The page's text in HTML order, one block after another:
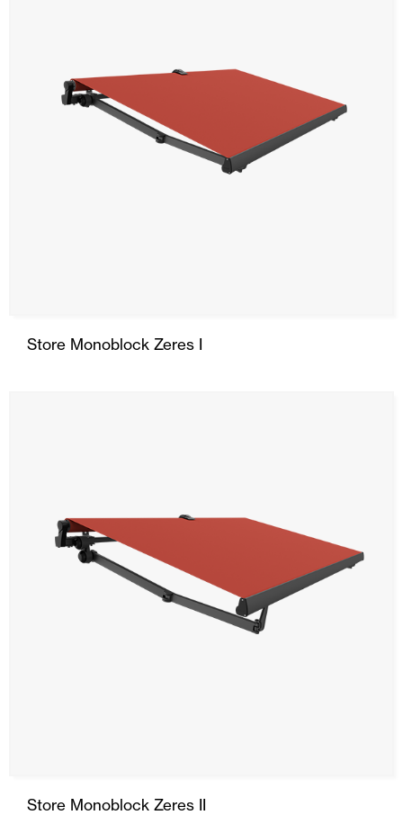
Store Monoblock Zeres I
Store Monoblock Zeres II